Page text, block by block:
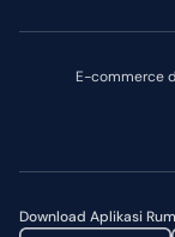
E-commerce
Download Aplikasi